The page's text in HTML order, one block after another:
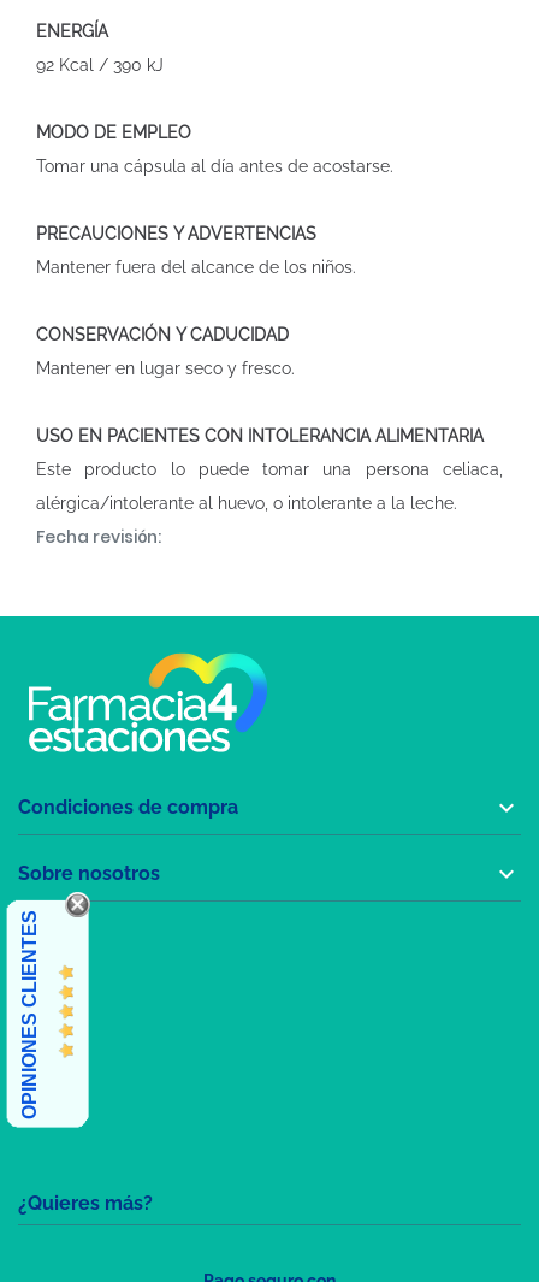
ENERGÍA
92 Kcal / 390 kJ
MODO DE EMPLEO
Tomar una cápsula al día antes de acostarse.
PRECAUCIONES Y ADVERTENCIAS
Mantener fuera del alcance de los niños.
CONSERVACIÓN Y CADUCIDAD
Mantener en lugar seco y fresco.
USO EN PACIENTES CON INTOLERANCIA ALIMENTARIA
Este producto lo puede tomar una persona celiaca,
alérgica/intolerante al huevo, o intolerante a la leche.
Fecha revisión:
¿Quieres más?
Condiciones de compra 
Sobre nosotros 
OPINIONES CLIENTES